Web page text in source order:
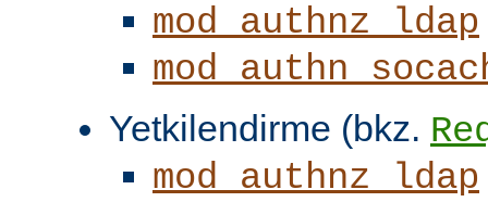
mod_authnz_ldap
Yetkilendirme (bkz.
mod_authnz_ldap